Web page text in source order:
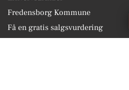
Fredensborg Kommune
Få en gratis salgsvurdering